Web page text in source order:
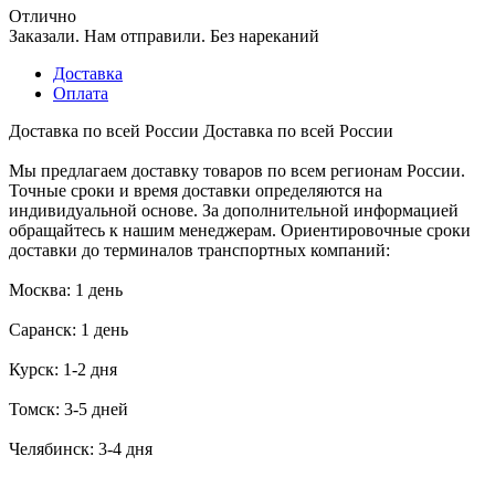
Отлично
Заказали. Нам отправили. Без нареканий
Доставка
Оплата
Доставка по всей России Доставка по всей России
Мы предлагаем доставку товаров по всем регионам России.
Точные сроки и время доставки определяются на
индивидуальной основе. За дополнительной информацией
обращайтесь к нашим менеджерам. Ориентировочные сроки
доставки до терминалов транспортных компаний:
Москва: 1 день
Саранск: 1 день
Курск: 1-2 дня
Томск: 3-5 дней
Челябинск: 3-4 дня